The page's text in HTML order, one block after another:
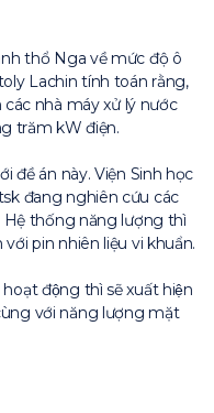
thổ Nga về mức độ ô
Lachin tính toán rằng,
nhà máy xử lý nước
trăm kW điện.
đề án này. Viện Sinh học
đang nghiên cứu các
Hệ thống năng lượng thì
pin nhiên liệu vi khuẩn.
động thì sẽ xuất hiện
với năng lượng mặt